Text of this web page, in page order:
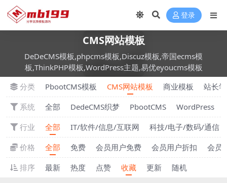
登录
CMS网站模板
DeDeCMS模板,phpcms模板,Discuz模板,帝国ecms模
板,ThinkPHP模板,WordPress主题,易优eyoucms模板
分类
PbootCMS模板 CMS网站模板 商业模板
站长
系统
全部 DedeCMS织梦 PbootCMS WordPress
行业
全部 IT/软件/信息/互联网
科技/电子/数码/通信
价格
全部 免费 会员用户免费 会员用户折扣
会员
排序
最新 热度 点赞 收藏 更新 随机